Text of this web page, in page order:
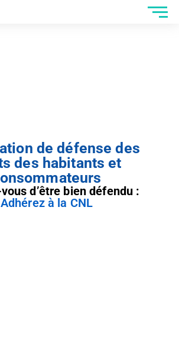
de défense des
des habitants et
d’être bien défendu :
Adhérez à la CNL